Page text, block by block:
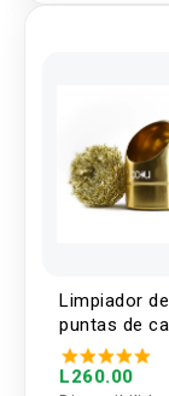
Limpiador de
puntas de
BK-222 Baku
L260.00